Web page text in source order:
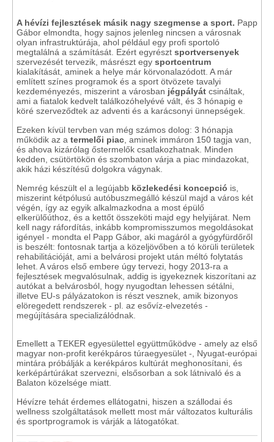
A hévízi fejlesztések másik nagy szegmense a sport. Papp
Gábor elmondta, hogy sajnos jelenleg nincsen a városnak
olyan infrastruktúrája, ahol például egy profi sportoló
megtalálná a számítását. Ezért egyrészt sportversenyek
szervezését tervezik, másrészt egy sportcentrum
kialakítását, aminek a helye már körvonalazódott. A már
említett színes programok és a sport ötvözete tavalyi
kezdeményezés, miszerint a városban jégpályát csináltak,
ami a fiatalok kedvelt találkozóhelyévé vált, és 3 hónapig e
köré szerveződtek az adventi és a karácsonyi ünnepségek.
Ezeken kívül tervben van még számos dolog: 3 hónapja
működik az a termelői piac , aminek immáron 150 tagja van,
és ahova kizárólag őstermelők csatlakozhatnak. Minden
kedden, csütörtökön és szombaton várja a piac mindazokat,
akik házi készítésű dolgokra vágynak.
Nemrég készült el a legújabb közlekedési koncepció is,
miszerint kétpólusú autóbuszmegálló készül majd a város két
végén, így az egyik alkalmazkodna a most épülő
elkerülőúthoz, és a kettőt összeköti majd egy helyijárat. Nem
kell nagy ráfordítás, inkább kompromisszumos megoldásokat
igényel - mondta el Papp Gábor, aki magáról a gyógyfürdőről
is beszélt: fontosnak tartja a közeljövőben a tó körüli területek
rehabilitációját, ami a belvárosi projekt után méltó folytatás
lehet. A város első embere úgy tervezi, hogy 2013-ra a
fejlesztések megvalósulnak, addig is igyekeznek kiszorítani az
autókat a belvárosból, hogy nyugodtan lehessen sétálni,
illetve EU-s pályázatokon is részt vesznek, amik bizonyos
elöregedett rendszerek - pl. az esővíz-elvezetés -
megújítására specializálódnak.
Emellett a TEKER egyesülettel együttműködve - amely az első
magyar non-profit kerékpáros túraegyesület -, Nyugat-európai
mintára próbálják a kerékpáros kultúrát meghonosítani, és
kerképártúrákat szervezni, elsősorban a sok látnivaló és a
Balaton közelsége miatt.
Hévízre tehát érdemes ellátogatni, hiszen a szállodai és
wellness szolgáltatások mellett most már változatos kulturális
és sportprogramok is várják a látogatókat.